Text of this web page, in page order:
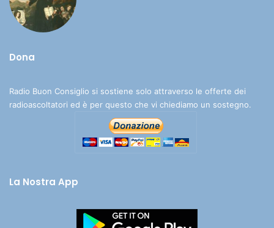
Dona
Radio Buon Consiglio si sostiene solo attraverso le offerte dei
radioascoltatori ed è per questo che vi chiediamo un sostegno.
La Nostra App